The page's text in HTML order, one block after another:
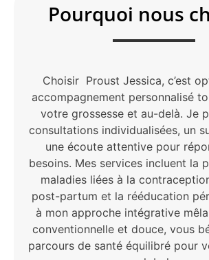
Pourquoi nous
Choisir Proust Jessica, c’est
accompagnement personnalisé
votre grossesse et au-delà. Je
consultations individualisées, un
une écoute attentive pour
besoins. Mes services incluent la
maladies liées à la
post-partum et la rééducation
à mon approche intégrative
conventionnelle et douce, vous
parcours de santé équilibré pour